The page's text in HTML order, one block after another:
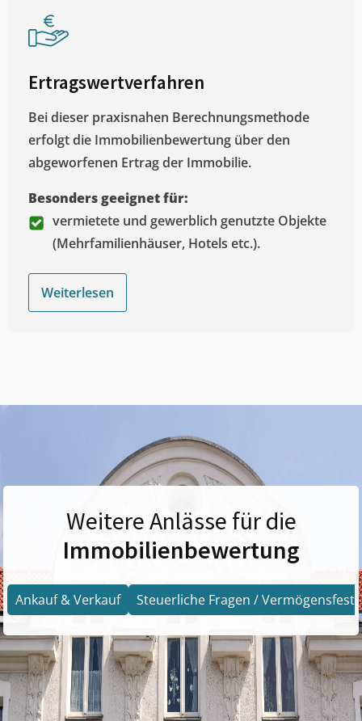
Ertragswertverfahren
Bei dieser praxisnahen Berechnungsmethode
erfolgt die Immobilienbewertung über den
abgeworfenen Ertrag der Immobilie.
Besonders geeignet für:
vermietete und gewerblich genutzte Objekte
(Mehrfamilienhäuser, Hotels etc.).
Weiterlesen
Weitere Anlässe für die
Immobilienbewertung
Ankauf & Verkauf Steuerliche Fragen /